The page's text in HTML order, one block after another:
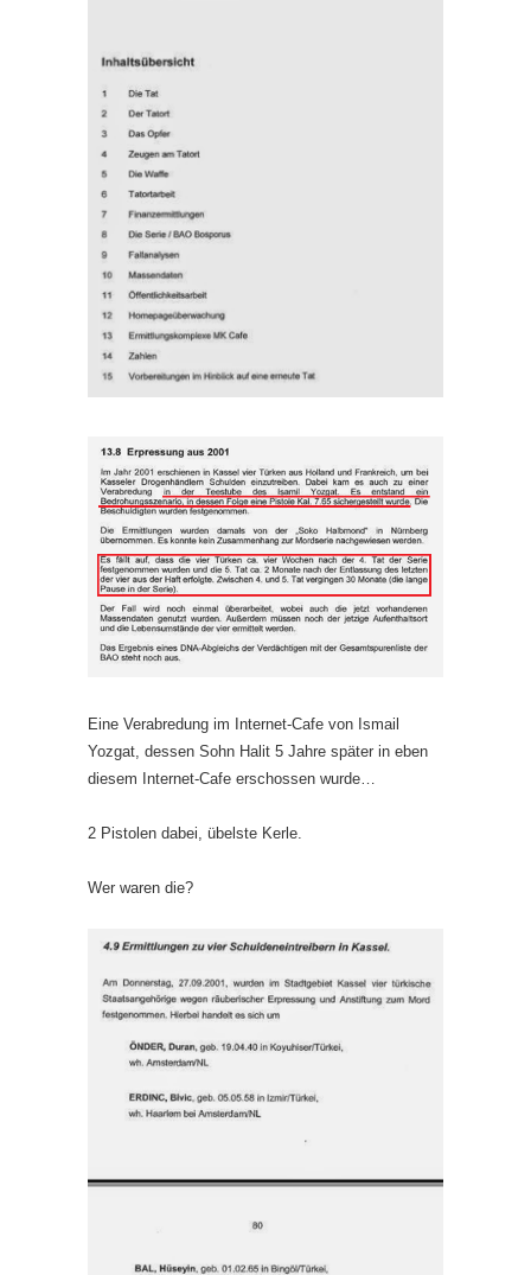
Eine Verabredung im Internet-Cafe von Ismail
Yozgat, dessen Sohn Halit 5 Jahre später in eben
diesem Internet-Cafe erschossen wurde…
2 Pistolen dabei, übelste Kerle.
Wer waren die?